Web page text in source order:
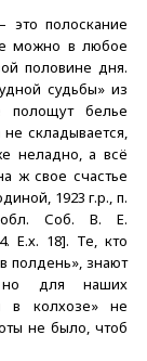
полоскание
можно в любое
половине дня.
судьбы» из
полощут белье
складывается,
неладно, а всё
ж свое счастье
1923 г.р., п.
обл. Соб. В. Е.
Е.х. 18]. Те, кто
полдень», знают
но для наших
в колхозе» не
не было, чтоб